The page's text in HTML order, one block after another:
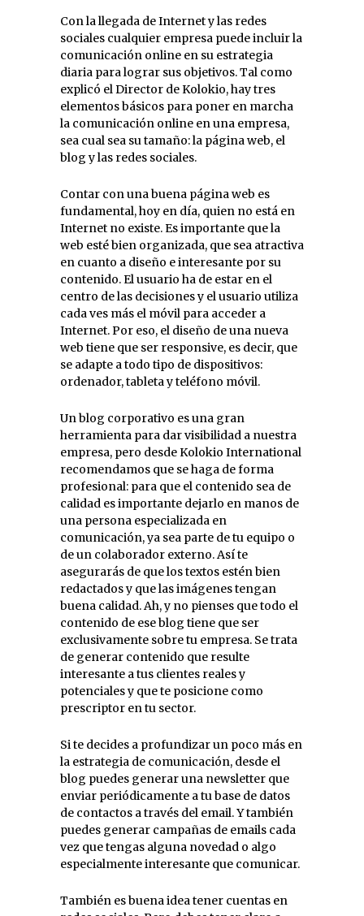
Con la llegada de Internet y las redes
sociales cualquier empresa puede incluir la
comunicación online en su estrategia
diaria para lograr sus objetivos. Tal como
explicó el Director de Kolokio, hay tres
elementos básicos para poner en marcha
la comunicación online en una empresa,
sea cual sea su tamaño: la página web, el
blog y las redes sociales.
Contar con una buena página web es
fundamental, hoy en día, quien no está en
Internet no existe. Es importante que la
web esté bien organizada, que sea atractiva
en cuanto a diseño e interesante por su
contenido. El usuario ha de estar en el
centro de las decisiones y el usuario utiliza
cada ves más el móvil para acceder a
Internet. Por eso, el diseño de una nueva
web tiene que ser responsive, es decir, que
se adapte a todo tipo de dispositivos:
ordenador, tableta y teléfono móvil.
Un blog corporativo es una gran
herramienta para dar visibilidad a nuestra
empresa, pero desde Kolokio International
recomendamos que se haga de forma
profesional: para que el contenido sea de
calidad es importante dejarlo en manos de
una persona especializada en
comunicación, ya sea parte de tu equipo o
de un colaborador externo. Así te
asegurarás de que los textos estén bien
redactados y que las imágenes tengan
buena calidad. Ah, y no pienses que todo el
contenido de ese blog tiene que ser
exclusivamente sobre tu empresa. Se trata
de generar contenido que resulte
interesante a tus clientes reales y
potenciales y que te posicione como
prescriptor en tu sector.
Si te decides a profundizar un poco más en
la estrategia de comunicación, desde el
blog puedes generar una newsletter que
enviar periódicamente a tu base de datos
de contactos a través del email. Y también
puedes generar campañas de emails cada
vez que tengas alguna novedad o algo
especialmente interesante que comunicar.
También es buena idea tener cuentas en